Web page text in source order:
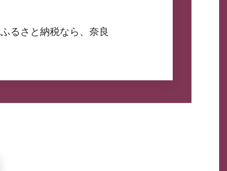
ふるさと納税なら、奈良